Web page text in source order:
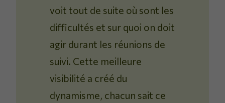
voit tout de suite où sont les
difficultés et sur quoi on doit
agir durant les réunions de
suivi. Cette meilleure
visibilité a créé du
dynamisme, chacun sait ce